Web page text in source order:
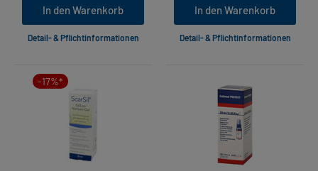
In den Warenkorb
Detail- & Pflichtinformationen
In den Warenkorb
Detail- & Pflichtinformationen
-17%*